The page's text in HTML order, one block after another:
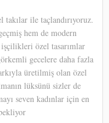
takılar ile taçlandırıyoruz.
hem de modern
özel tasarımlar
gecelere daha fazla
üretilmiş olan özel
lüksünü sizler de
seven kadınlar için en